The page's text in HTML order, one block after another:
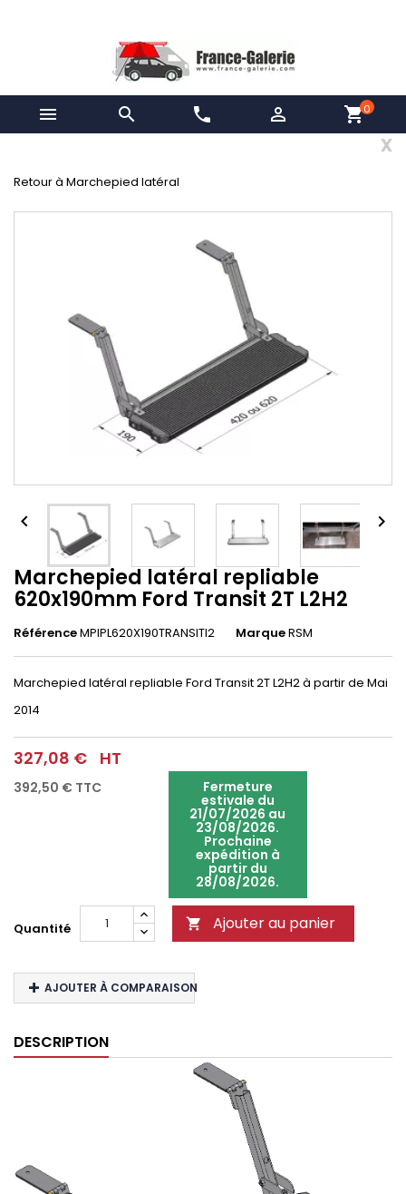
  phone  shopping_cart0
x
Retour à Marchepied latéral
 
Marchepied latéral repliable
620x190mm Ford Transit 2T L2H2
RéférenceMPIPL620X190TRANSITl2 MarqueRSM
Marchepied latéral repliable Ford Transit 2T L2H2 à partir de Mai
2014
327,08 € HT
392,50 € TTC Fermeture
estivale du
21/07/2026 au
23/08/2026.
Prochaine
expédition à
partir du
28/08/2026.
Quantité  Ajouter au panier
AJOUTER À COMPARAISON
DESCRIPTION